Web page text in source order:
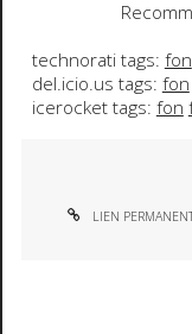
technorati tags: fon
del.icio.us tags: fon
icerocket tags: fon
LIEN